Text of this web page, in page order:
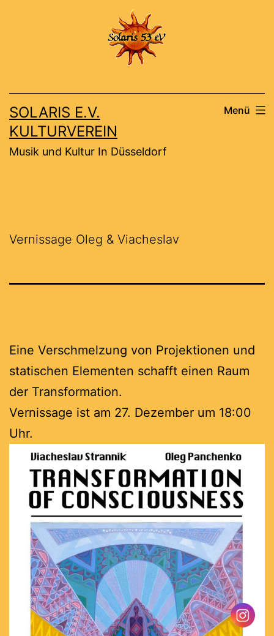
SOLARIS E.V.
KULTURVEREIN
Musik und Kultur In Düsseldorf
Menü
Vernissage Oleg & Viacheslav
Eine Verschmelzung von Projektionen und
statischen Elementen schafft einen Raum
der Transformation.
Vernissage ist am 27. Dezember um 18:00
Uhr.